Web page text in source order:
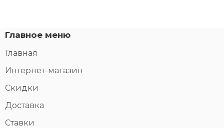
Главное меню
Главная
Интернет-магазин
Скидки
Доставка
Ставки